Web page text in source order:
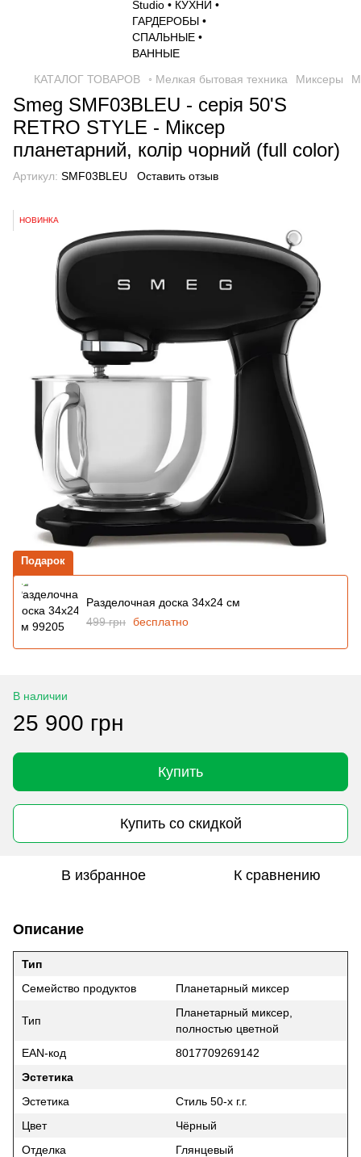
КАТАЛОГ ТОВАРОВ ◦ Мелкая бытовая техника Миксеры
Smeg SMF03BLEU - серія 50'S
RETRO STYLE - Міксер
планетарний, колір чорний (full color)
Артикул: SMF03BLEU Оставить отзыв
НОВИНКА
Подарок
Разделочная доска 34x24 см
499 грн бесплатно
В наличии
25 900 грн
Купить
Купить со скидкой
В избранное К сравнению
Описание
Тип
Семейство продуктов
Планетарный миксер
Тип
Планетарный миксер,
полностью цветной
EAN-код
8017709269142
Эстетика
Эстетика
Стиль 50-х г.г.
Цвет
Чёрный
Отделка
Глянцевый